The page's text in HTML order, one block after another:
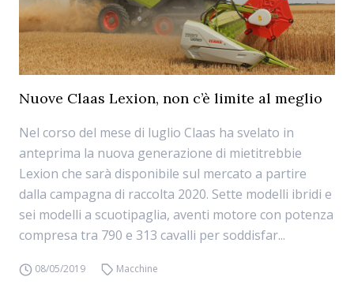
Nuove Claas Lexion, non c’è limite al meglio
Nel corso del mese di luglio Claas ha svelato in
anteprima la nuova generazione di mietitrebbie
Lexion che sarà disponibile sul mercato a partire
dalla campagna di raccolta 2020. Sette modelli ibridi e
sei modelli a scuotipaglia, aventi motore con potenza
compresa tra 790 e 313 cavalli per soddisfar...
08/05/2019 Macchine